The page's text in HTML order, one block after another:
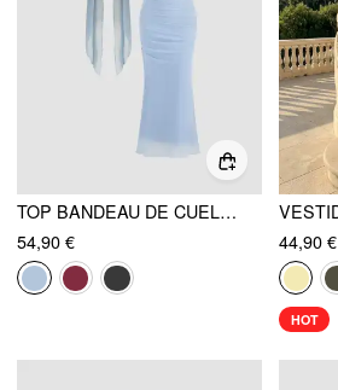
TOP BANDEAU DE CUELLO HALTER DE MALLA Y CONJUNTO DE FALDA MAXI SIRENA CON DRAPEADO
54,90 €
44,90 €
HOT